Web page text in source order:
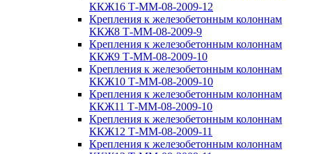
ККЖ16 Т-ММ-08-2009-12
Крепления к железобетонным колоннам
ККЖ8 Т-ММ-08-2009-9
Крепления к железобетонным колоннам
ККЖ9 Т-ММ-08-2009-10
Крепления к железобетонным колоннам
ККЖ10 Т-ММ-08-2009-10
Крепления к железобетонным колоннам
ККЖ11 Т-ММ-08-2009-10
Крепления к железобетонным колоннам
ККЖ12 Т-ММ-08-2009-11
Крепления к железобетонным колоннам